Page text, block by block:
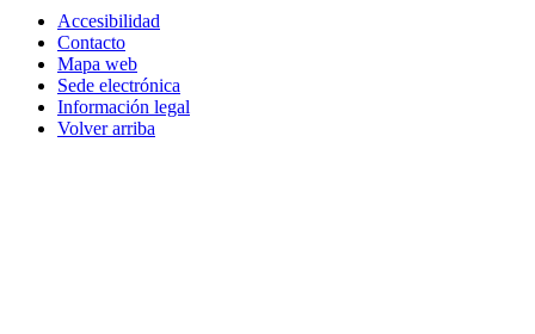
Accesibilidad
Contacto
Mapa web
Sede electrónica
Información legal
Volver arriba